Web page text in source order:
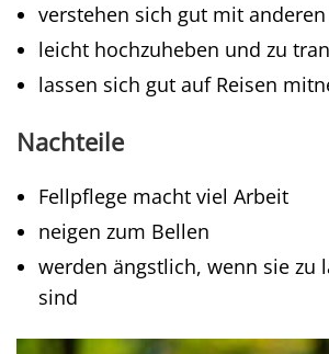
verstehen sich gut mit
leicht hochzuheben und zu
lassen sich gut auf Reisen
Nachteile
Fellpflege macht viel Arbeit
neigen zum Bellen
werden ängstlich, wenn sie zu
sind